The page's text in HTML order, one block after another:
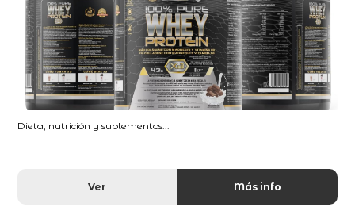
Dieta, nutrición y suplementos...
Ver Más info